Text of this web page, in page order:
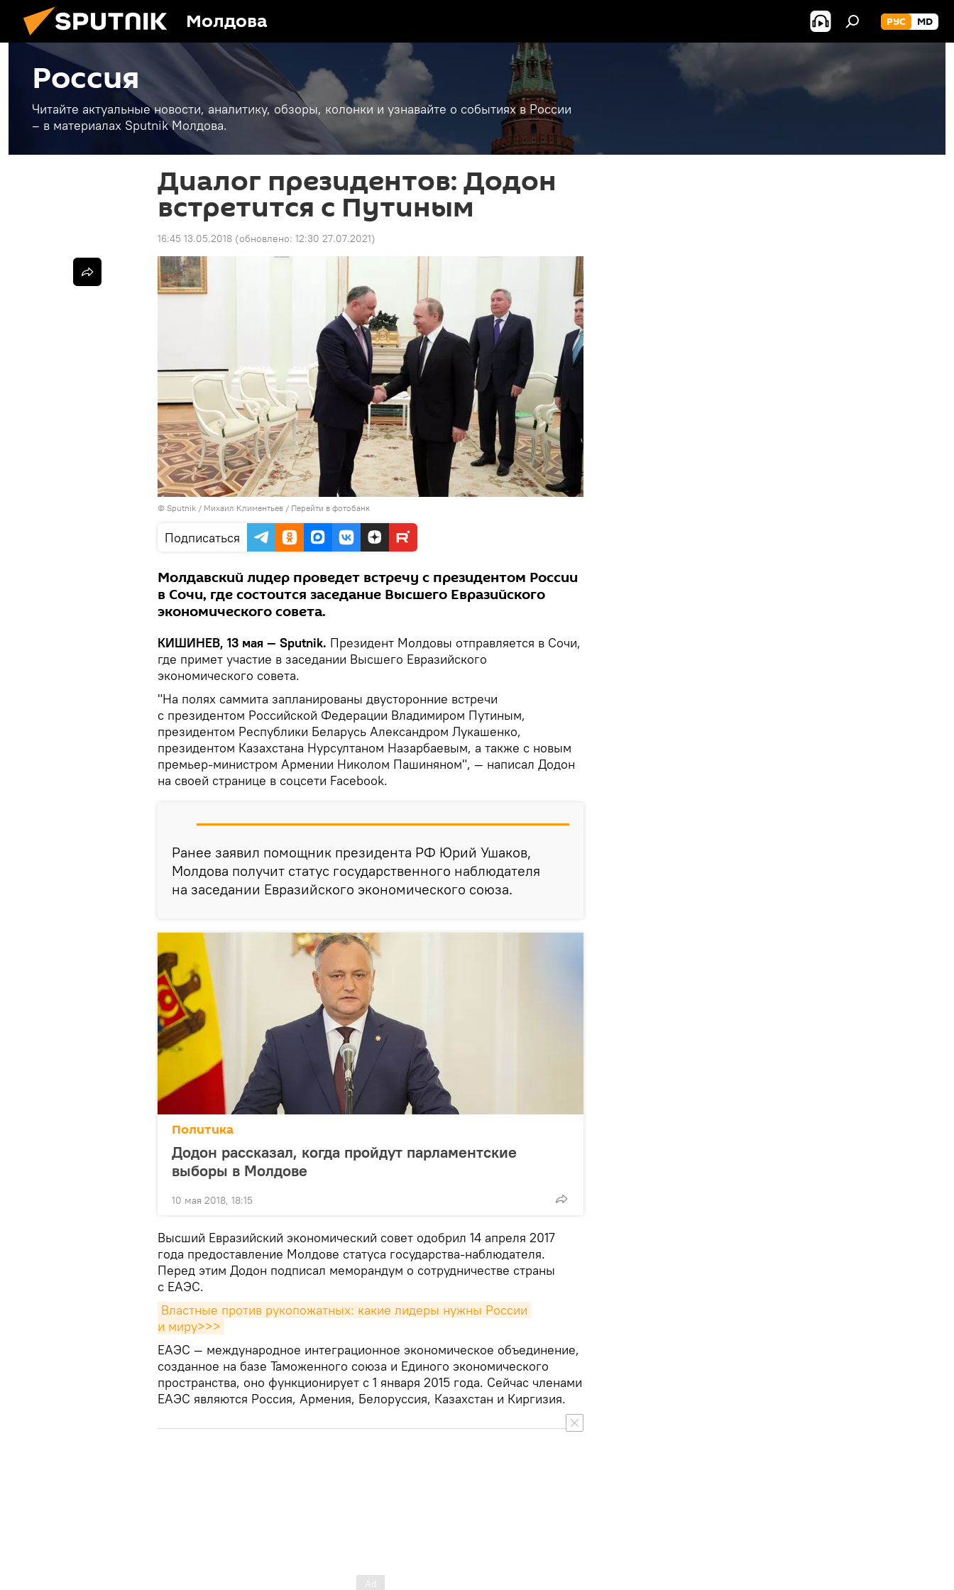
Молдова РУС MD
Россия
Читайте актуальные новости, аналитику, обзоры, колонки и узнавайте о событиях в России
– в материалах Sputnik Молдова.
Диалог президентов: Додон
встретится с Путиным
16:45 13.05.2018 (обновлено: 12:30 27.07.2021)
© Sputnik / Михаил Климентьев / Перейти в фотобанк
Подписаться
Молдавский лидер проведет встречу с президентом России
в Сочи, где состоится заседание Высшего Евразийского
экономического совета.
КИШИНЕВ, 13 мая — Sputnik. Президент Молдовы отправляется в Сочи,
где примет участие в заседании Высшего Евразийского
экономического совета.
"На полях саммита запланированы двусторонние встречи
с президентом Российской Федерации Владимиром Путиным,
президентом Республики Беларусь Александром Лукашенко,
президентом Казахстана Нурсултаном Назарбаевым, а также с новым
премьер-министром Армении Николом Пашиняном", — написал Додон
на своей странице в соцсети Facebook.
Ранее заявил помощник президента РФ Юрий Ушаков,
Молдова получит статус государственного наблюдателя
на заседании Евразийского экономического союза.
Политика
Додон рассказал, когда пройдут парламентские
выборы в Молдове
10 мая 2018, 18:15
Высший Евразийский экономический совет одобрил 14 апреля 2017
года предоставление Молдове статуса государства-наблюдателя.
Перед этим Додон подписал меморандум о сотрудничестве страны
с ЕАЭС.
Властные против рукопожатных: какие лидеры нужны России
и миру>>>
ЕАЭС — международное интеграционное экономическое объединение,
созданное на базе Таможенного союза и Единого экономического
пространства, оно функционирует с 1 января 2015 года. Сейчас членами
ЕАЭС являются Россия, Армения, Белоруссия, Казахстан и Киргизия.